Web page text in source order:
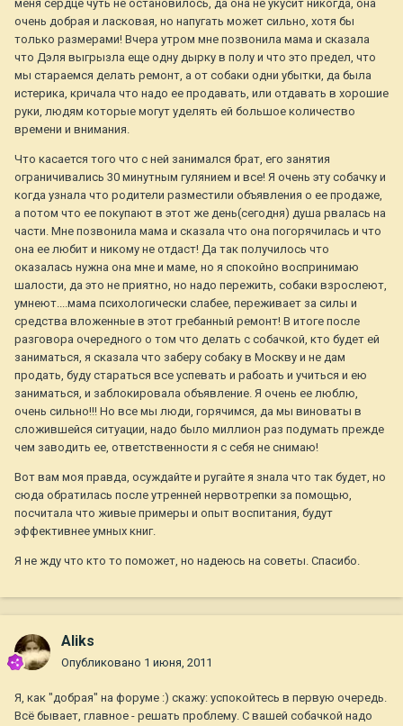
меня сердце чуть не остановилось, да она не укусит никогда, она
очень добрая и ласковая, но напугать может сильно, хотя бы
только размерами! Вчера утром мне позвонила мама и сказала
что Дэля выгрызла еще одну дырку в полу и что это предел, что
мы стараемся делать ремонт, а от собаки одни убытки, да была
истерика, кричала что надо ее продавать, или отдавать в хорошие
руки, людям которые могут уделять ей большое количество
времени и внимания.
Что касается того что с ней занимался брат, его занятия
ограничивались 30 минутным гулянием и все! Я очень эту собачку и
когда узнала что родители разместили объявления о ее продаже,
а потом что ее покупают в этот же день(сегодня) душа рвалась на
части. Мне позвонила мама и сказала что она погорячилась и что
она ее любит и никому не отдаст! Да так получилось что
оказалась нужна она мне и маме, но я спокойно воспринимаю
шалости, да это не приятно, но надо пережить, собаки взрослеют,
умнеют....мама психологически слабее, переживает за силы и
средства вложенные в этот гребанный ремонт! В итоге после
разговора очередного о том что делать с собачкой, кто будет ей
заниматься, я сказала что заберу собаку в Москву и не дам
продать, буду стараться все успевать и рабоать и учиться и ею
заниматься, и заблокировала объявление. Я очень ее люблю,
очень сильно!!! Но все мы люди, горячимся, да мы виноваты в
сложившейся ситуации, надо было миллион раз подумать прежде
чем заводить ее, ответственности я с себя не снимаю!
Вот вам моя правда, осуждайте и ругайте я знала что так будет, но
сюда обратилась после утренней нервотрепки за помощью,
посчитала что живые примеры и опыт воспитания, будут
эффективнее умных книг.
Я не жду что кто то поможет, но надеюсь на советы. Спасибо.
Aliks
Опубликовано 1 июня, 2011
Я, как "добрая" на форуме :) скажу: успокойтесь в первую очередь.
Всё бывает, главное - решать проблему. С вашей собачкой надо